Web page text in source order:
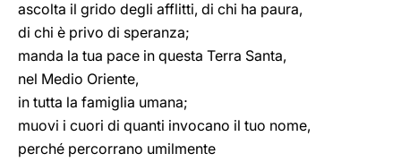
ascolta il grido degli afflitti, di chi ha paura,
di chi è privo di speranza;
manda la tua pace in questa Terra Santa,
nel Medio Oriente,
in tutta la famiglia umana;
muovi i cuori di quanti invocano il tuo nome,
perché percorrano umilmente